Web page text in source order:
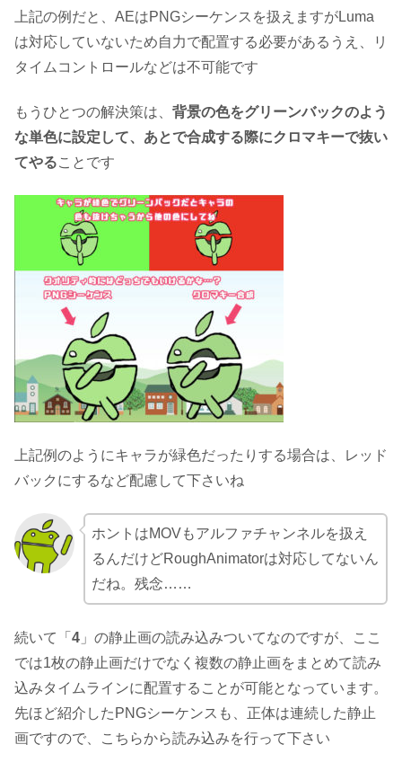
上記の例だと、AEはPNGシーケンスを扱えますがLuma
は対応していないため自力で配置する必要があるうえ、リ
タイムコントロールなどは不可能です
もうひとつの解決策は、 背景の色をグリーンバックのよう
な単色に設定して、あとで合成する際にクロマキーで抜い
てやることです
上記例のようにキャラが緑色だったりする場合は、レッド
バックにするなど配慮して下さいね
ホントはMOVもアルファチャンネルを扱え
るんだけどRoughAnimatorは対応してないん
だね。残念……
続いて「 4 」の静止画の読み込みついてなのですが、ここ
では1枚の静止画だけでなく複数の静止画をまとめて読み
込みタイムラインに配置することが可能となっています。
先ほど紹介したPNGシーケンスも、正体は連続した静止
画ですので、こちらから読み込みを行って下さい